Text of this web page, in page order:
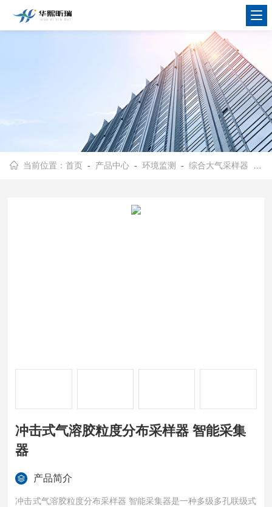
当前位置：首页 - 产品中心 -环境监测 -综合大气采样器
冲击式气溶胶粒度分布采样器 智能采集
器
产品简介
冲击式气溶胶粒度分布采样器 智能采集器是一种多级多孔联级式